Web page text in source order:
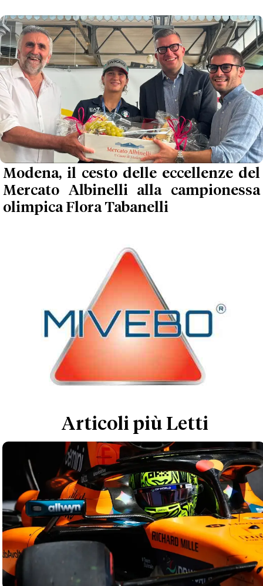
Modena, il cesto delle eccellenze del
Mercato Albinelli alla campionessa
olimpica Flora Tabanelli
Articoli più Letti